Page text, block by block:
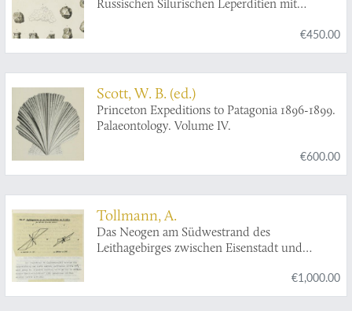
Russischen Silurischen Leperditien mit
Nachbarländern (Baltikum); II. Über einige
neue Baltisch-Silurische Petrefacten; III. I.
Crustaceenfauna der Eurypterenschichten von
Rootziküll auf Oesel.
€450.00
Scott, W. B. (ed.)
Princeton Expeditions to Patagonia 1896-1899.
Palaeontology. Volume IV.
€600.00
Tollmann, A.
Das Neogen am Südwestrand des
Leithagebirges zwischen Eisenstadt und
Doktorgrades an der Philosophischen Fakultät
der Universität Wien.
€1,000.00